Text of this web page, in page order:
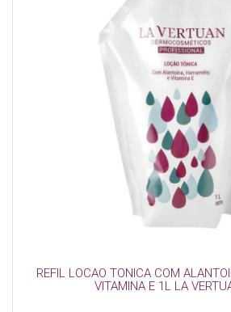
REFIL LOCAO TONICA COM
VITAMINA E 1L LA